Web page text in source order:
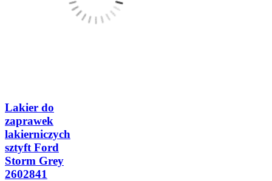
Lakier do
zaprawek
lakierniczych
sztyft Ford
Storm Grey
2602841